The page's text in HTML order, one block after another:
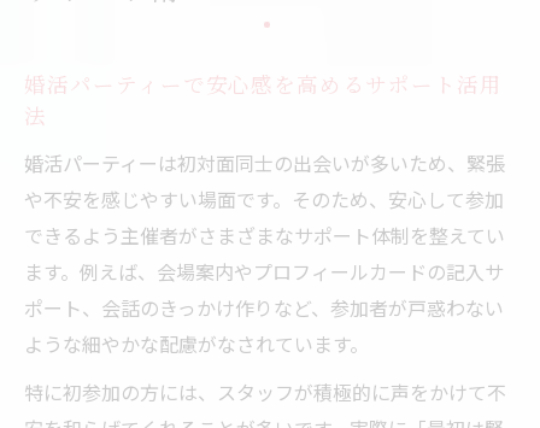
スタッフが支える婚活パーティー当日のフ
ォロー体制
婚活パーティーで役立つ会話サポートのポ
イント
婚活パーティーのマナー相談はサポートに
お任せ
会話が苦手でも安心できる婚活パーティー
サポート
婚活パーティー中の好印象マナー指導サポ
婚活パーティーで安心感を高めるサポート活用
法
婚活パーティーは初対面同士の出会いが多いため、緊張
や不安を感じやすい場面です。そのため、安心して参加
できるよう主催者がさまざまなサポート体制を整えてい
ます。例えば、会場案内やプロフィールカードの記入サ
ポート、会話のきっかけ作りなど、参加者が戸惑わない
ような細やかな配慮がなされています。
特に初参加の方には、スタッフが積極的に声をかけて不